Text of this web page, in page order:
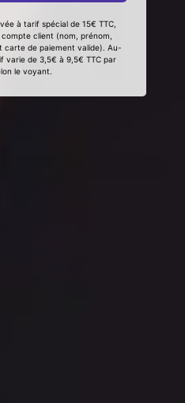
à tarif spécial de 15€ TTC,
client (nom, prénom,
carte de paiement valide). Au-
varie de 3,5€ à 9,5€ TTC par
le voyant.